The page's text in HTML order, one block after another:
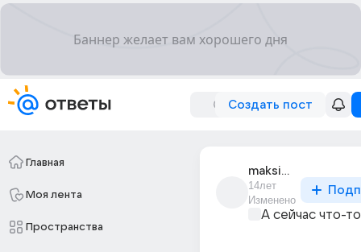
Создать пост
Главная
Моя лента
Пространства
maksim_ozerov_61
14лет
Изменено
А сейчас что-